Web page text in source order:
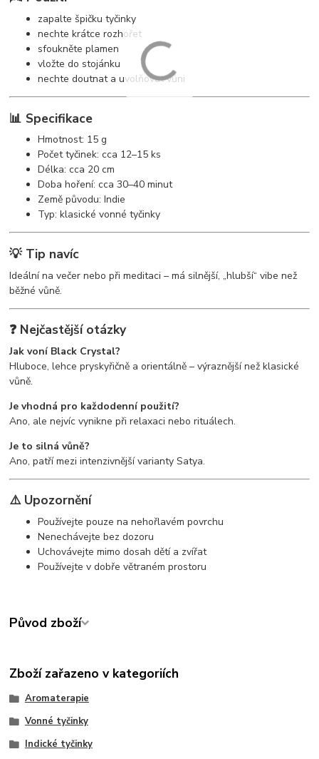
zapalte špičku tyčinky
nechte krátce rozhořet
sfoukněte plamen
vložte do stojánku
nechte doutnat a uvolňovat vůni
📊 Specifikace
Hmotnost: 15 g
Počet tyčinek: cca 12–15 ks
Délka: cca 20 cm
Doba hoření: cca 30–40 minut
Země původu: Indie
Typ: klasické vonné tyčinky
💡 Tip navíc
Ideální na večer nebo při meditaci – má silnější, „hlubší“ vibe než
běžné vůně.
❓ Nejčastější otázky
Jak voní Black Crystal?
Hluboce, lehce pryskyřičně a orientálně – výraznější než klasické
vůně.
Je vhodná pro každodenní použití?
Ano, ale nejvíc vynikne při relaxaci nebo rituálech.
Je to silná vůně?
Ano, patří mezi intenzivnější varianty Satya.
⚠️ Upozornění
Používejte pouze na nehořlavém povrchu
Nenechávejte bez dozoru
Uchovávejte mimo dosah dětí a zvířat
Používejte v dobře větraném prostoru
Původ zboží
Zboží zařazeno v kategoriích
Aromaterapie
Vonné tyčinky
Indické tyčinky